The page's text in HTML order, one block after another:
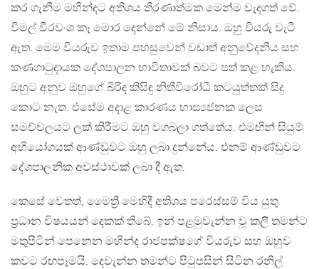
කර ගැනීම මහින්දට අතිශය තීරණාත්මක මෙන්ම වැදගත් වේ.
විමල් වීරවංශ කෑ මොර දෙන්නේ මේ නිසාය. ඔහු වියරු වැටී
ඇත. මෙම වියරුව ඉතාම පහසුවෙන් වඩාත් අනුවේදනීය සහ
කණගාටුදායක දේශපාලන භාවිතාවක් බවට පත් කළ හැකිය.
ඔහුට අනුව ඔහුගේ බිරිඳ කිසිඳු නිතීවිරෝධී කටයුත්තක් සිදු
කොට නැත. එසේම අදාළ කාරණය හාස්‍යජනක ලෙස
සමච්චලයට ලක් කිරීමට ඔහු වගබලා ගත්තේය. එමඟින් සියුම්
අභියෝගයක් ආණ්ඩුවට ඔහු ලබා දුන්නේය. එනම් ආණ්ඩුවට
දේශපාලනික අවස්ථාවක් ලබා දී ඇත.
කෙසේ වෙතත්, මෛත්‍රී මෙහිදී අතිශය පරෙස්සම් විය යුතු
ප්‍රධාන විෂයයන් දෙකක් තිබේ. ඉන් පළමුවැන්න වූ කලී තමන්ට
මතුපිටින් පෙනෙන මහින්ද රාජපක්ෂගේ වියරුව සහ ඔහුව
කවට රඟපෑමයි. දෙවැන්න තමන්ට පිටුපසින් සිටින රනිල්